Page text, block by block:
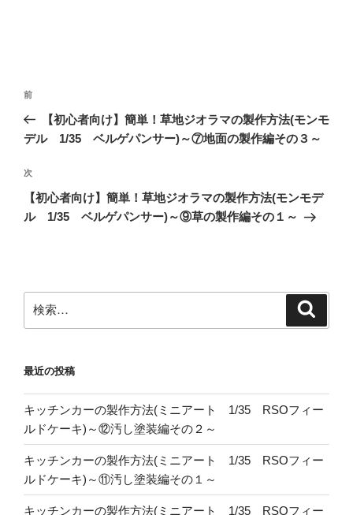
投
ナ
ゲ
ー
シ
前
の
投
前
【初心者向け】簡単！草地ジオラマの製作方法(モンモ
デル 1/35 ベルゲパンサー)～⑦地面の製作編その３～
次
の
投
次
【初心者向け】簡単！草地ジオラマの製作方法(モンモデ
ル 1/35 ベルゲパンサー)～⑨草の製作編その１～
索:
最近の投稿
キッチンカーの製作方法(ミニアート 1/35 RSOフィー
ルドケーキ)～⑫汚し塗装編その２～
キッチンカーの製作方法(ミニアート 1/35 RSOフィー
ルドケーキ)～⑪汚し塗装編その１～
キッチンカーの製作方法(ミニアート 1/35 RSOフィー